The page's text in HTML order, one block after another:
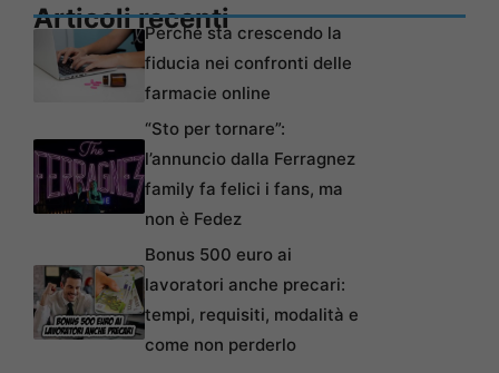
Articoli recentiPerché sta crescendo la
fiducia nei confronti delle
farmacie online
“Sto per tornare”:
l’annuncio dalla Ferragnez
family fa felici i fans, ma
non è Fedez
Bonus 500 euro ai
lavoratori anche precari:
tempi, requisiti, modalità e
come non perderlo